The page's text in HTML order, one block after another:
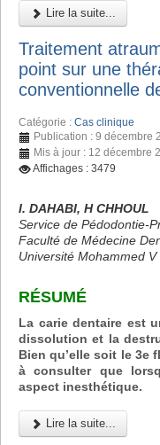
Lire la suite...
Traitement
point sur une
conventionnelle
Catégorie : Cas clinique
Publication : 9 décembre
Mis à jour : 12 décembre
Affichages : 3479
I. DAHABI, H CHHOUL
Service de Pédodontie-
Faculté de Médecine
Université Mohammed V
RÉSUMÉ
La carie dentaire est
dissolution et la
Bien qu’elle soit le 3e
à consulter que
aspect inesthétique.
Lire la suite...